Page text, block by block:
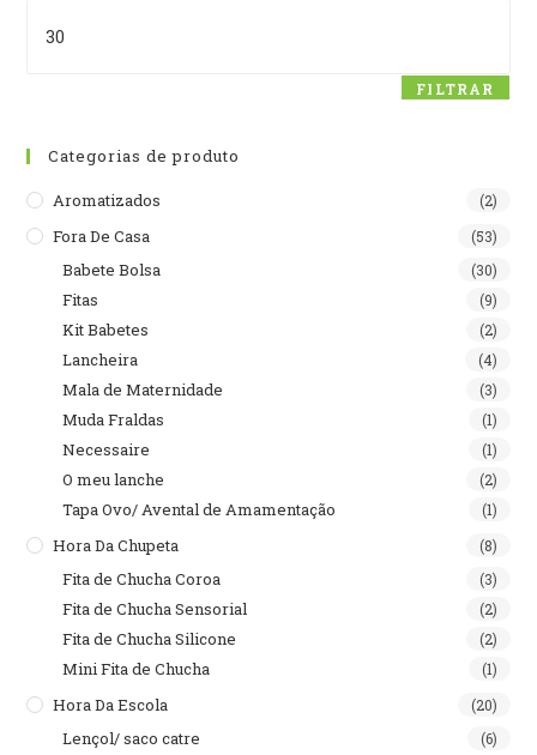
máximo
FILTRAR
Categorias de produto
Aromatizados (2)
Fora De Casa (53)
Babete Bolsa (30)
Fitas (9)
Kit Babetes (2)
Lancheira (4)
Mala de Maternidade (3)
Muda Fraldas (1)
Necessaire (1)
O meu lanche (2)
Tapa Ovo/ Avental de Amamentação (1)
Hora Da Chupeta (8)
Fita de Chucha Coroa (3)
Fita de Chucha Sensorial (2)
Fita de Chucha Silicone (2)
Mini Fita de Chucha (1)
Hora Da Escola (20)
Lençol/ saco catre (6)